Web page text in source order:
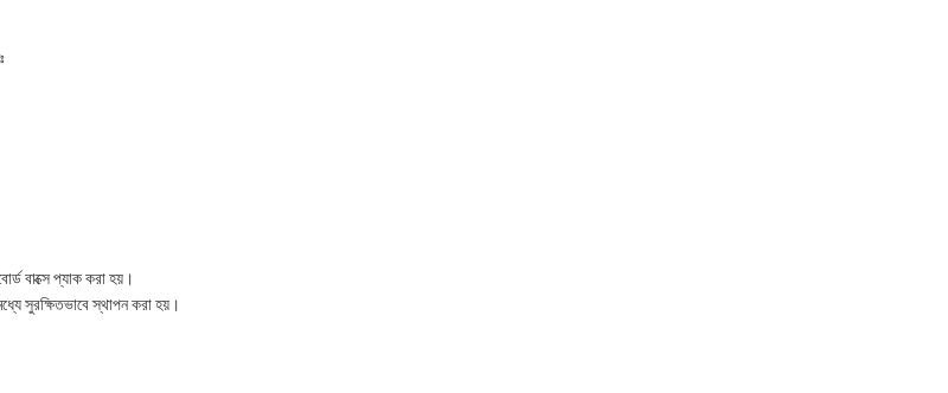
বাক্সে প্যাক করা হয়।
সুরক্ষিতভাবে স্থাপন করা হয়।